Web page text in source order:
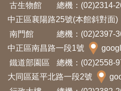
訊
安
全
宣
告
古生物館
總機：(02)2314-
中正區襄陽路25號(本館斜對面)
南門館
總機：(02)2397-
中正區南昌路一段1號
鐵道部園區
總機：(02)2558-
大同區延平北路一段2號